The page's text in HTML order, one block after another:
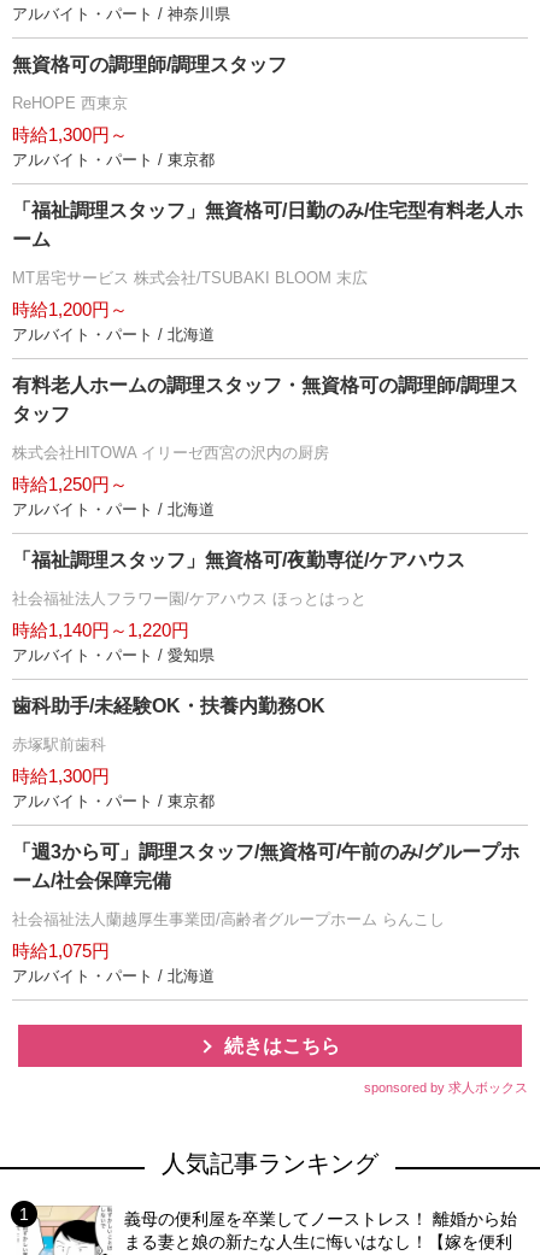
アルバイト・パート / 神奈川県
無資格可の調理師/調理スタッフ
ReHOPE 西東京
時給1,300円～
アルバイト・パート / 東京都
「福祉調理スタッフ」無資格可/日勤のみ/住宅型有料老人ホ
ーム
MT居宅サービス 株式会社/TSUBAKI BLOOM 末広
時給1,200円～
アルバイト・パート / 北海道
有料老人ホームの調理スタッフ・無資格可の調理師/調理ス
タッフ
株式会社HITOWA イリーゼ西宮の沢内の厨房
時給1,250円～
アルバイト・パート / 北海道
「福祉調理スタッフ」無資格可/夜勤専従/ケアハウス
社会福祉法人フラワー園/ケアハウス ほっとはっと
時給1,140円～1,220円
アルバイト・パート / 愛知県
歯科助手/未経験OK・扶養内勤務OK
赤塚駅前歯科
時給1,300円
アルバイト・パート / 東京都
「週3から可」調理スタッフ/無資格可/午前のみ/グループホ
ーム/社会保障完備
社会福祉法人蘭越厚生事業団/高齢者グループホーム らんこし
時給1,075円
アルバイト・パート / 北海道
続きはこちら
sponsored by 求人ボックス
人気記事ランキング
義母の便利屋を卒業してノーストレス！ 離婚から始
まる妻と娘の新たな人生に悔いはなし！【嫁を便利